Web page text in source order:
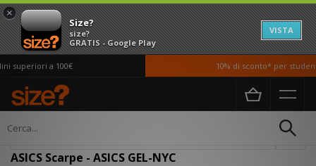
×
Size?
size?
GRATIS - Google Play
VISTA
superiori a 100€ 10% di sconto* per
Home Donna
ASICS Scarpe - ASICS GEL-NYC